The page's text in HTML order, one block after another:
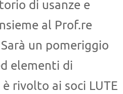
di usanze e
al Prof.re
Sarà un pomeriggio
elementi di
è rivolto ai soci LUTE